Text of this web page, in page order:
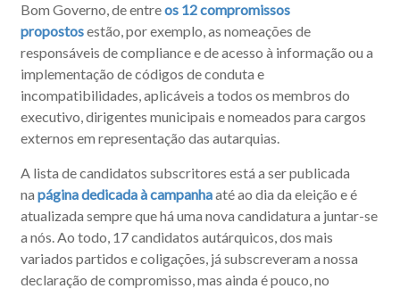
Bom Governo, de entreos 12 compromissos
propostosestão, por exemplo, as nomeações de
responsáveis de compliance e de acesso à informação ou a
implementação de códigos de conduta e
incompatibilidades, aplicáveis a todos os membros do
executivo, dirigentes municipais e nomeados para cargos
externos em representação das autarquias.
A lista de candidatos subscritores está a ser publicada
napágina dedicada à campanhaaté ao dia da eleição e é
atualizada sempre que há uma nova candidatura a juntar-se
a nós. Ao todo, 17 candidatos autárquicos, dos mais
variados partidos e coligações, já subscreveram a nossa
declaração de compromisso, mas ainda é pouco, no